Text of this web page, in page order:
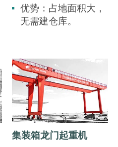
优势：占地面积大，
无需建仓库。
集装箱龙门起重机